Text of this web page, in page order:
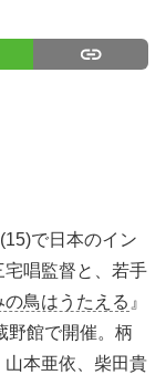
で日本のイン
唱監督と、若手
の鳥はうたえる 』
野館で開催。柄
本亜依、柴田貴